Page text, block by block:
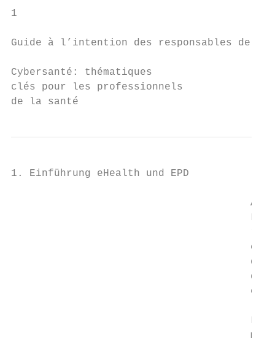
1
Guide à l’intention des responsables de la
Cybersanté: thématiques
clés pour les professionnels
de la santé
1. Einführung eHealth und EPD
de
et